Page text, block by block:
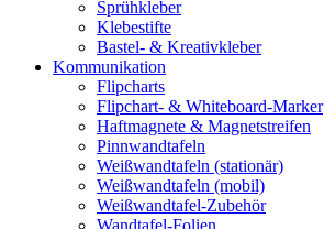
Sprühkleber
Klebestifte
Bastel- & Kreativkleber
Kommunikation
Flipcharts
Flipchart- & Whiteboard-Marker
Haftmagnete & Magnetstreifen
Pinnwandtafeln
Weißwandtafeln (stationär)
Weißwandtafeln (mobil)
Weißwandtafel-Zubehör
Wandtafel-Folien